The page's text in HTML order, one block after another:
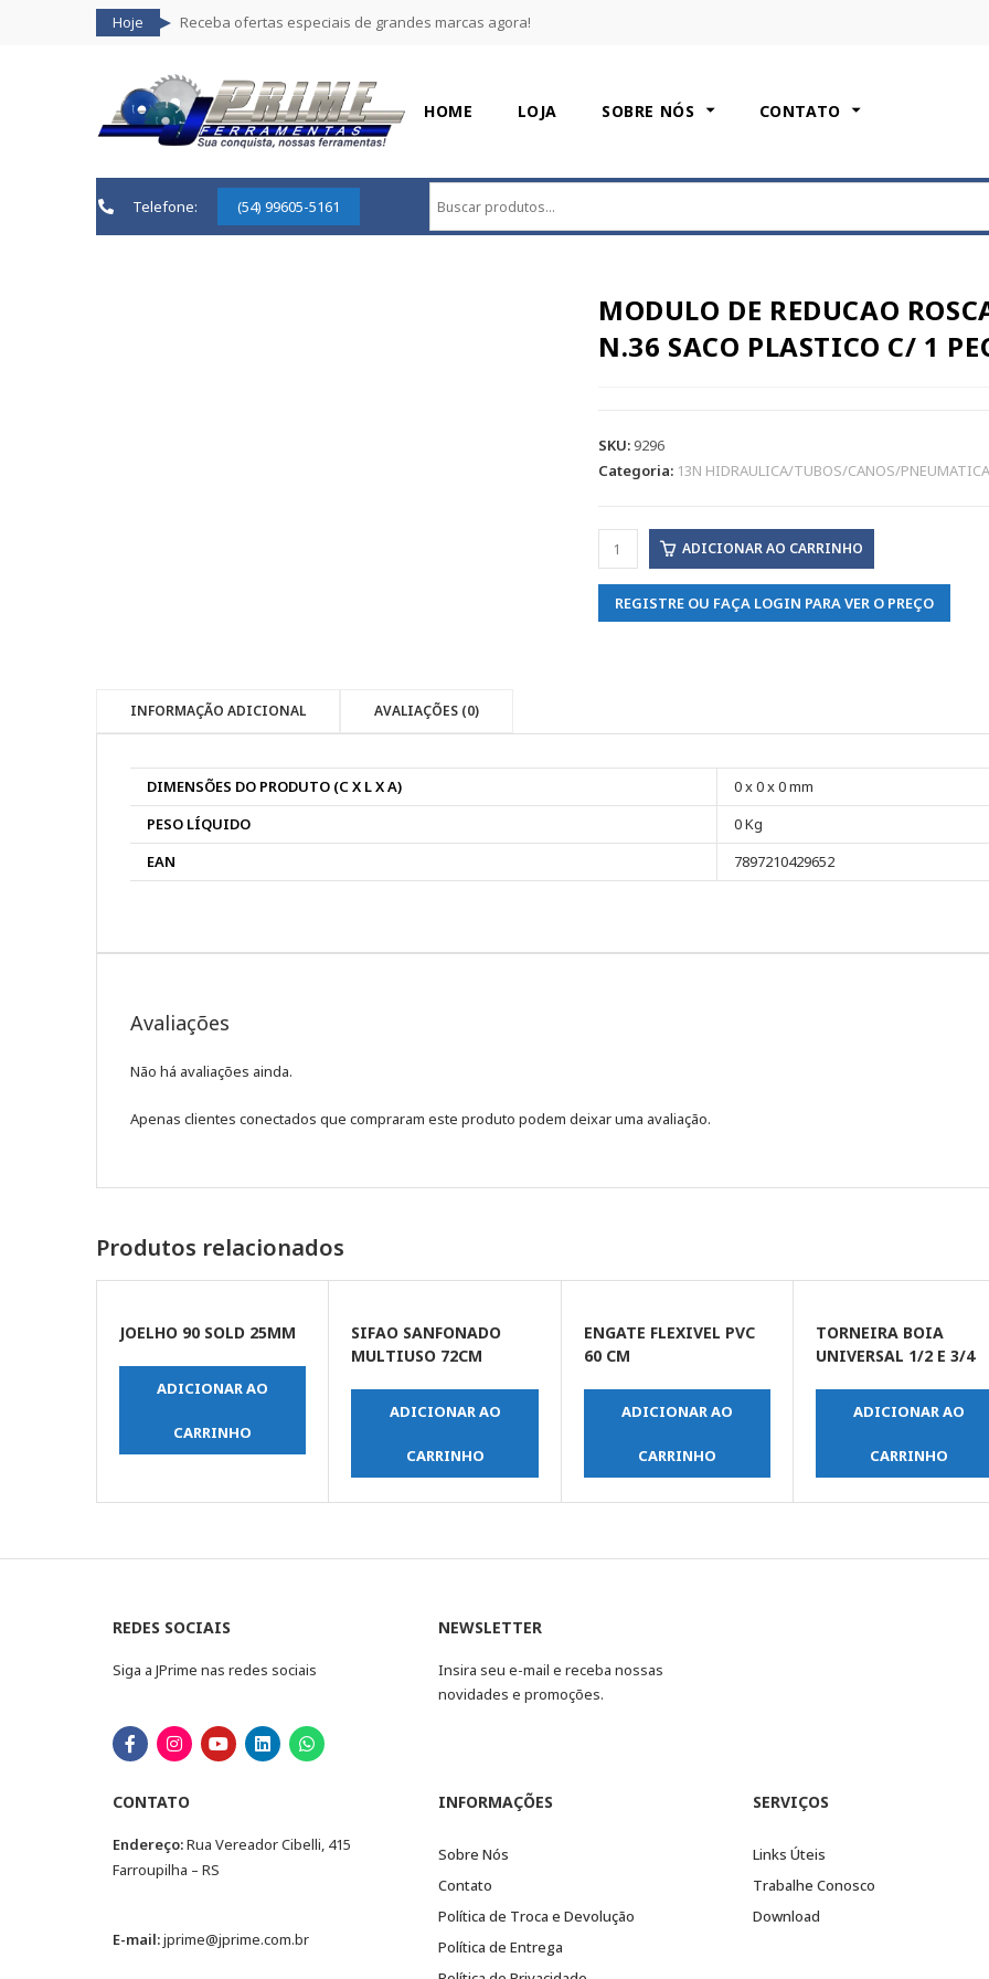
Hoje Receba ofertas especiais de grandes marcas agora!
HOME LOJA SOBRE NÓS CONTATO
Telefone: (54) 99605-5161
MODULO DE REDUCAO
N.36 SACO PLASTICO C/ 1
SKU:9296
Categoria: 13N HIDRAULICA/TUBOS/CANOS/
ADICIONAR AO CARRINHO
REGISTRE OU FAÇA LOGIN PARA VER O PREÇO
INFORMAÇÃO ADICIONAL AVALIAÇÕES (0)
DIMENSÕES DO PRODUTO (C X L X A)
0 x 0 x 0 mm
PESO LÍQUIDO
0 Kg
EAN
7897210429652
Avaliações
Não há avaliações ainda.
Apenas clientes conectados que compraram este produto podem deixar uma avaliação.
Produtos relacionados
JOELHO 90 SOLD 25MM
ADICIONAR AO
CARRINHO
SIFAO SANFONADO
MULTIUSO 72CM
ADICIONAR AO
CARRINHO
ENGATE FLEXIVEL PVC
60 CM
ADICIONAR AO
CARRINHO
TORNEIRA BOIA
UNIVERSAL 1/2 E 3/4
ADICIONAR AO
CARRINHO
REDES SOCIAIS
Siga a JPrime nas redes sociais
NEWSLETTER
Insira seu e-mail e receba nossas
novidades e promoções.
CONTATO
Endereço:Rua Vereador Cibelli, 415
Farroupilha – RS
E-mail:jprime@jprime.com.br
INFORMAÇÕES
Sobre Nós
Contato
Política de Troca e Devolução
Política de Entrega
SERVIÇOS
Links Úteis
Trabalhe Conosco
Download